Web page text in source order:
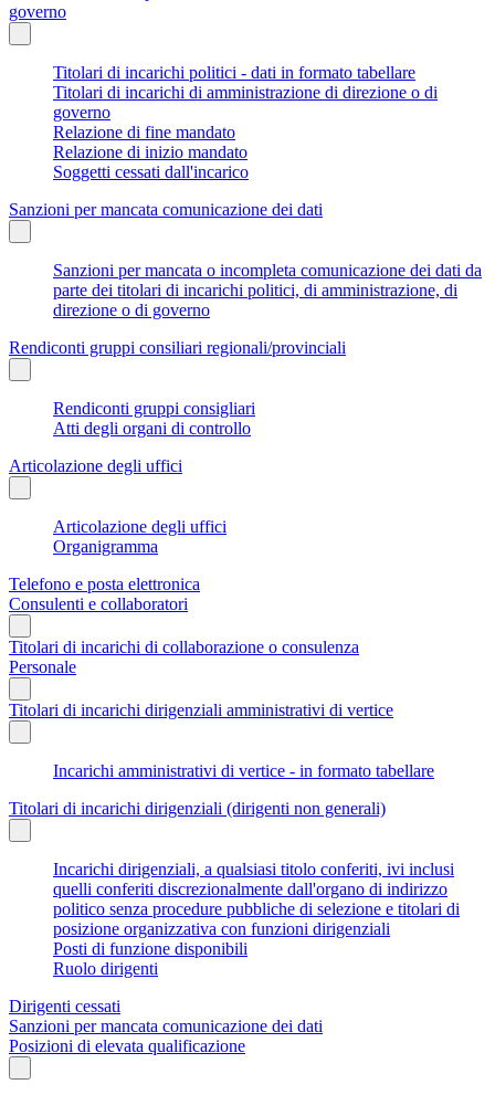
governo
Titolari di incarichi politici - dati in formato tabellare
Titolari di incarichi di amministrazione di direzione o di
governo
Relazione di fine mandato
Relazione di inizio mandato
Soggetti cessati dall'incarico
Sanzioni per mancata comunicazione dei dati
Sanzioni per mancata o incompleta comunicazione dei dati da
parte dei titolari di incarichi politici, di amministrazione, di
direzione o di governo
Rendiconti gruppi consiliari regionali/provinciali
Rendiconti gruppi consigliari
Atti degli organi di controllo
Articolazione degli uffici
Articolazione degli uffici
Organigramma
Telefono e posta elettronica
Consulenti e collaboratori
Titolari di incarichi di collaborazione o consulenza
Personale
Titolari di incarichi dirigenziali amministrativi di vertice
Incarichi amministrativi di vertice - in formato tabellare
Titolari di incarichi dirigenziali (dirigenti non generali)
Incarichi dirigenziali, a qualsiasi titolo conferiti, ivi inclusi
quelli conferiti discrezionalmente dall'organo di indirizzo
politico senza procedure pubbliche di selezione e titolari di
posizione organizzativa con funzioni dirigenziali
Posti di funzione disponibili
Ruolo dirigenti
Dirigenti cessati
Sanzioni per mancata comunicazione dei dati
Posizioni di elevata qualificazione